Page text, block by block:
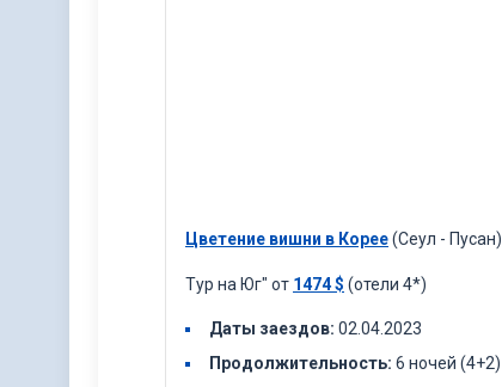
Цветение вишни в Корее(Сеул - Пусан).
Тур на Юг" от 1474$ (отели 4*)
Даты заездов: 02.04.2023
Продолжительность: 6 ночей (4+2)